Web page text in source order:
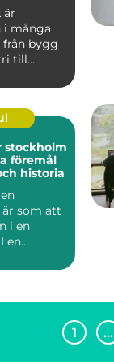
är
i många
från bygg
till
stockholm
föremål
historia
som att
i en
en
1 …